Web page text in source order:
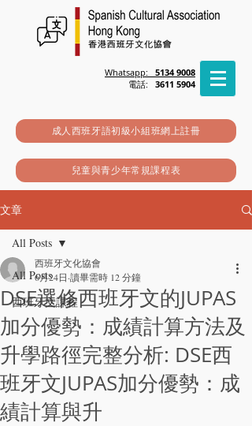
Whatsapp: 5134 9008
電話: 3611 5904
成人西班牙語初級小組班網上註冊
兒童與青少年常規課程表
文章
All Posts
西班牙文課程
All Posts
DSE選修西班牙文的JUPAS
加分優勢：成績計算方法及
升學路徑完整分析: DSE西
班牙文JUPAS加分優勢：成
績計算與升
西班牙文化協會
6月24日 讀畢需時 12 分鐘